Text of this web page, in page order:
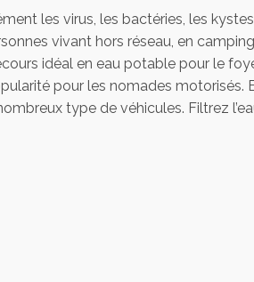
les virus, les bactéries, les
vivant hors réseau, en
idéal en eau potable pour le
pour les nomades motorisés.
type de véhicules. Filtrez